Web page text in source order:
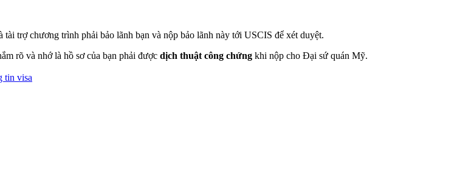
trợ chương trình phải bảo lãnh bạn và nộp bảo lãnh này tới USCIS để xét duyệt.
rõ và nhớ là hồ sơ của bạn phải được dịch thuật công chứng khi nộp cho Đại sứ quán Mỹ.
tin visa